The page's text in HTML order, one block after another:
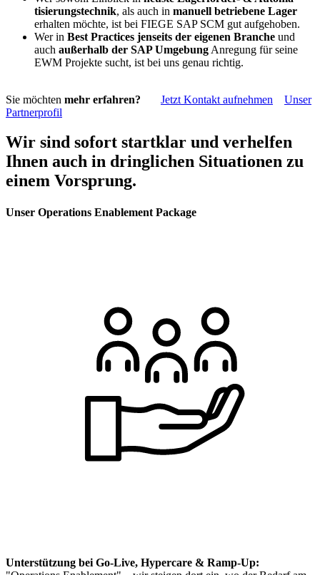
tisierungstechnik, als auch in manuell betriebene Lager
erhalten​ möchte, ist bei FIEGE SAP SCM gut aufgehoben.
Wer in Best Practices jenseits der eigenen Branche und
auch außerhalb der SAP Umgebung Anregung für seine
EWM Projekte sucht, ist bei uns genau richtig.​
Sie möchten mehr erfahren? Jetzt Kontakt aufnehmen
Unser
Partnerprofil
Wir sind sofort startklar und verhelfen
Ihnen auch in dringlichen Situationen zu
einem Vorsprung.
Unser Operations Enablement Package
Unterstützung bei Go-Live, Hypercare & Ramp-Up: